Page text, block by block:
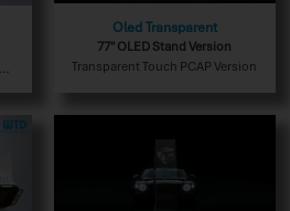
Oled Transparent
77" OLED Stand Version
Transparent Touch PCAP Version